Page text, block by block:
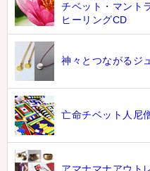
チベット・マント
ヒーリングCD
神々とつながるジ
亡命チベット人尼